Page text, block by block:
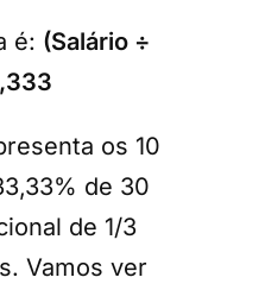
é: (Salário ÷
os 10
de 30
de 1/3
Vamos ver